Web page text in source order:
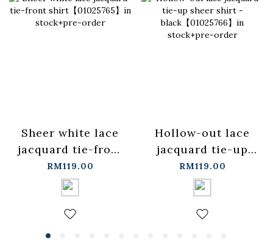
Sheer white lace
jacquard tie-front
shirt【01025765】
in stock+pre-order
RM119.00
Hollow-out lace
jacquard tie-up
sheer shirt -
black【01025766】
in stock+pre-order
RM119.00